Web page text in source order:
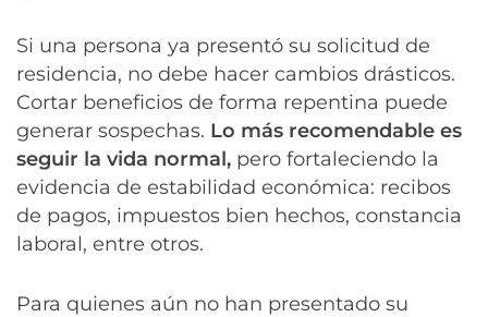
Si una persona ya presentó su solicitud de
residencia, no debe hacer cambios drásticos.
Cortar beneficios de forma repentina puede
generar sospechas. Lo más recomendable es
seguir la vida normal, pero fortaleciendo la
evidencia de estabilidad económica: recibos
de pagos, impuestos bien hechos, constancia
laboral, entre otros.
Para quienes aún no han presentado su